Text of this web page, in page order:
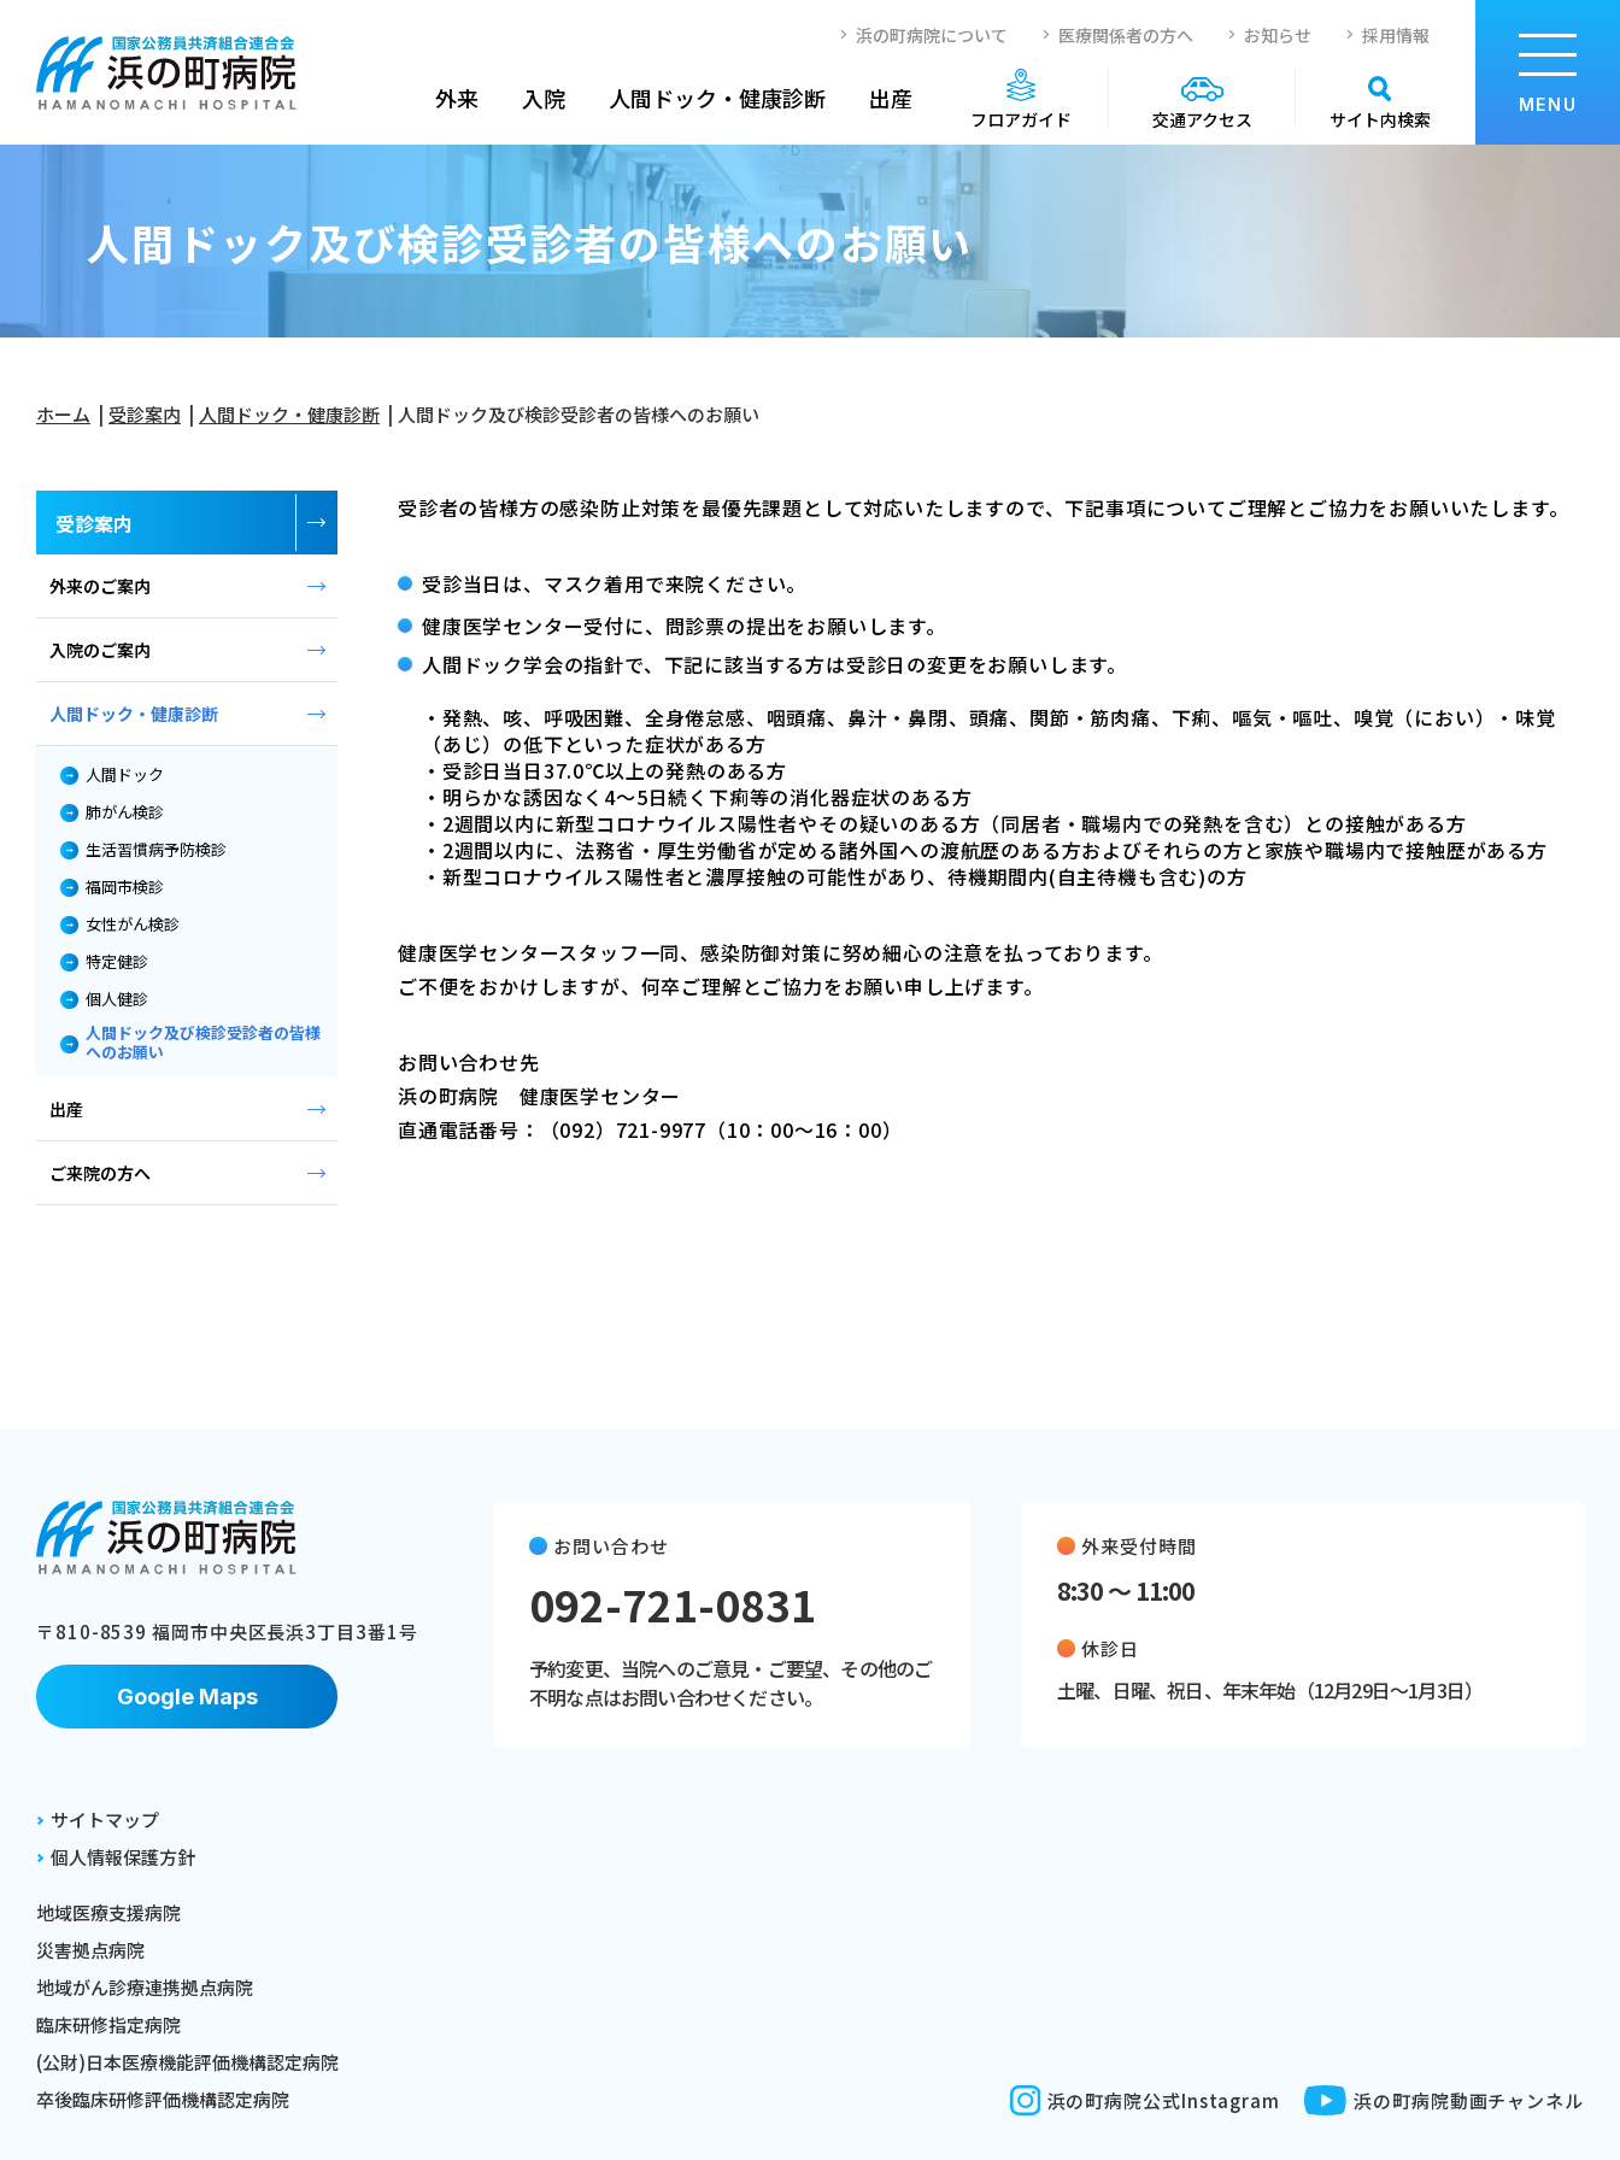
浜の町病院について 医療関係者の方へ お知らせ 採用情報
外来 入院 人間ドック・健康診断 出産
フロアガイド 交通アクセス サイト内検索
MENU
人間ドック及び検診受診者の皆様へのお願い
ホーム 受診案内 人間ドック・健康診断 人間ドック及び検診受診者の皆様へのお願い
受診者の皆様方の感染防止対策を最優先課題として対応いたしますので、下記事項についてご理解とご協力をお願いいたします。
受診当日は、マスク着用で来院ください。
健康医学センター受付に、問診票の提出をお願いします。
人間ドック学会の指針で、下記に該当する方は受診日の変更をお願いします。
・発熱、咳、呼吸困難、全身倦怠感、咽頭痛、鼻汁・鼻閉、頭痛、関節・筋肉痛、下痢、嘔気・嘔吐、嗅覚（におい）・味覚
（あじ）の低下といった症状がある方
・受診日当日37.0℃以上の発熱のある方
・明らかな誘因なく4～5日続く下痢等の消化器症状のある方
・2週間以内に新型コロナウイルス陽性者やその疑いのある方（同居者・職場内での発熱を含む）との接触がある方
・2週間以内に、法務省・厚生労働省が定める諸外国への渡航歴のある方およびそれらの方と家族や職場内で接触歴がある方
・新型コロナウイルス陽性者と濃厚接触の可能性があり、待機期間内(自主待機も含む)の方
健康医学センタースタッフ一同、感染防御対策に努め細心の注意を払っております。
ご不便をおかけしますが、何卒ご理解とご協力をお願い申し上げます。
お問い合わせ先
浜の町病院 健康医学センター
直通電話番号：（092）721-9977（10：00～16：00）
受診案内
外来のご案内
入院のご案内
人間ドック・健康診断
人間ドック
肺がん検診
生活習慣病予防検診
福岡市検診
女性がん検診
特定健診
個人健診
人間ドック及び検診受診者の皆様
へのお願い
出産
ご来院の方へ
〒810-8539 福岡市中央区⻑浜3丁⽬3番1号
Google Maps
サイトマップ
個人情報保護方針
地域医療支援病院
災害拠点病院
地域がん診療連携拠点病院
臨床研修指定病院
(公財)日本医療機能評価機構認定病院
卒後臨床研修評価機構認定病院
お問い合わせ
092-721-0831
予約変更、当院へのご意見・ご要望、その他のご
不明な点はお問い合わせください。
外来受付時間
8:30 〜 11:00
休診日
土曜、日曜、祝日、 年末年始（12月29日〜1月3日）
浜の町病院公式Instagram 浜の町病院動画チャンネル